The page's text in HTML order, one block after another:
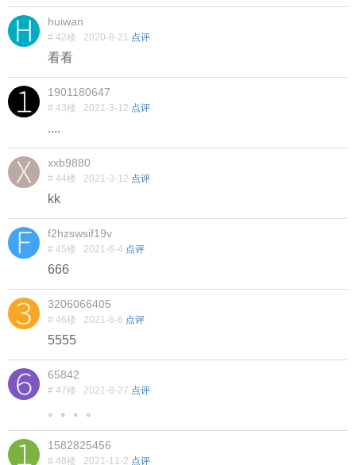
huiwan
# 42楼 2020-8-21 点评
看看
1901180647
# 43楼 2021-3-12 点评
....
xxb9880
# 44楼 2021-3-12 点评
kk
f2hzswsif19v
# 45楼 2021-6-4 点评
666
3206066405
# 46楼 2021-6-6 点评
5555
65842
# 47楼 2021-8-27 点评
。。。。
1582825456
# 48楼 2021-11-2 点评